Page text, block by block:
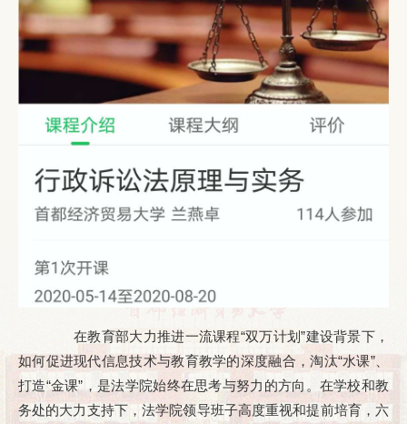
在教育部大力推进一流课程“双万计划”建设背景下，
如何促进现代信息技术与教育教学的深度融合，淘汰“水课”、
打造“金课”，是法学院始终在思考与努力的方向。在学校和教
务处的大力支持下，法学院领导班子高度重视和提前培育，六